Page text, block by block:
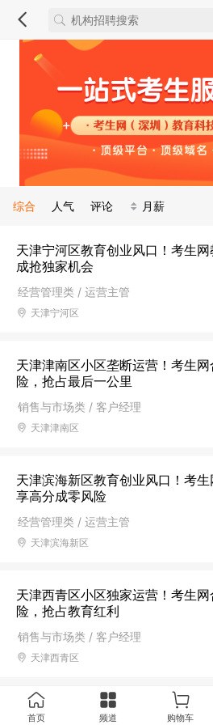
综合 人气 评论 月薪
天津宁河区教育创业风口！考生
成抢独家机会
经营管理类 / 运营主管
天津宁河区
天津津南区小区垄断运营！考生
险，抢占最后一公里
销售与市场类 / 客户经理
天津津南区
天津滨海新区教育创业风口！考生
享高分成零风险
经营管理类 / 运营主管
天津滨海新区
天津西青区小区独家运营！考生
险，抢占教育红利
销售与市场类 / 客户经理
天津西青区
天津宝坻区教育红利来袭！考生
首页 频道 购物车